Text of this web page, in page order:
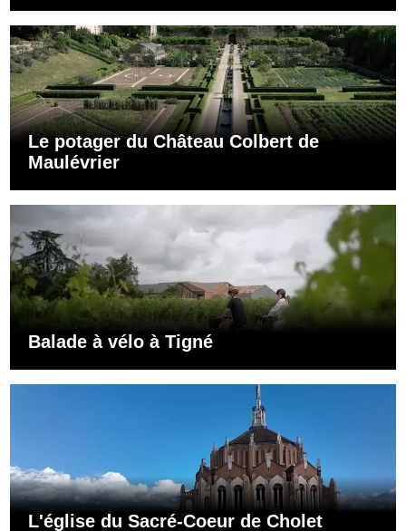
Le potager du Château Colbert de
Maulévrier
Balade à vélo à Tigné
L'église du Sacré-Coeur de Cholet